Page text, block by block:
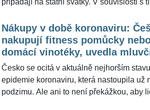
platit standardní otevírací doba a jestli lidé
moci během svátečních dnů vyrazit na
zvyklí. Redakce ŽivotvČesku.cz oslovila
oblíbených řetězců s otázkou, co mohou
očekávat a zda se bude měnit otevírací
dává v těchto dnech zákon prodejcům
Nákupy v době koronaviru:
nakupují fitness pomůcky
domácí vinotéky, uvedla
Česko se ocitá v aktuálně nejhorším
epidemie koronaviru, která nastoupila už
podzimu. Ale ani to není překážkou, aby